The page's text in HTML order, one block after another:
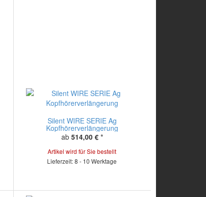
Silent WIRE SERIE Ag
Kopfhörerverlängerung
ab 514,00 € *
Artikel wird für Sie bestellt
Lieferzeit: 8 - 10 Werktage